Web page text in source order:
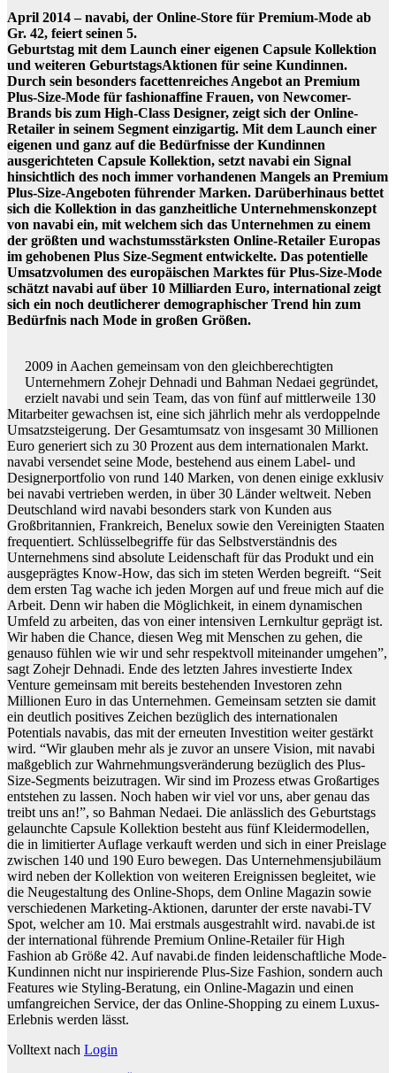
April 2014 – navabi, der Online-Store für Premium-Mode ab
Gr. 42, feiert seinen 5.
Geburtstag mit dem Launch einer eigenen Capsule Kollektion
und weiteren GeburtstagsAktionen für seine Kundinnen.
Durch sein besonders facettenreiches Angebot an Premium
Plus-Size-Mode für fashionaffine Frauen, von Newcomer-
Brands bis zum High-Class Designer, zeigt sich der Online-
Retailer in seinem Segment einzigartig. Mit dem Launch einer
eigenen und ganz auf die Bedürfnisse der Kundinnen
ausgerichteten Capsule Kollektion, setzt navabi ein Signal
hinsichtlich des noch immer vorhandenen Mangels an Premium
Plus-Size-Angeboten führender Marken. Darüberhinaus bettet
sich die Kollektion in das ganzheitliche Unternehmenskonzept
von navabi ein, mit welchem sich das Unternehmen zu einem
der größten und wachstumsstärksten Online-Retailer Europas
im gehobenen Plus Size-Segment entwickelte. Das potentielle
Umsatzvolumen des europäischen Marktes für Plus-Size-Mode
schätzt navabi auf über 10 Milliarden Euro, international zeigt
sich ein noch deutlicherer demographischer Trend hin zum
Bedürfnis nach Mode in großen Größen.
2009 in Aachen gemeinsam von den gleichberechtigten
Unternehmern Zohejr Dehnadi und Bahman Nedaei gegründet,
erzielt navabi und sein Team, das von fünf auf mittlerweile 130
Mitarbeiter gewachsen ist, eine sich jährlich mehr als verdoppelnde
Umsatzsteigerung. Der Gesamtumsatz von insgesamt 30 Millionen
Euro generiert sich zu 30 Prozent aus dem internationalen Markt.
navabi versendet seine Mode, bestehend aus einem Label- und
Designerportfolio von rund 140 Marken, von denen einige exklusiv
bei navabi vertrieben werden, in über 30 Länder weltweit. Neben
Deutschland wird navabi besonders stark von Kunden aus
Großbritannien, Frankreich, Benelux sowie den Vereinigten Staaten
frequentiert. Schlüsselbegriffe für das Selbstverständnis des
Unternehmens sind absolute Leidenschaft für das Produkt und ein
ausgeprägtes Know-How, das sich im steten Werden begreift. “Seit
dem ersten Tag wache ich jeden Morgen auf und freue mich auf die
Arbeit. Denn wir haben die Möglichkeit, in einem dynamischen
Umfeld zu arbeiten, das von einer intensiven Lernkultur geprägt ist.
Wir haben die Chance, diesen Weg mit Menschen zu gehen, die
genauso fühlen wie wir und sehr respektvoll miteinander umgehen”,
sagt Zohejr Dehnadi. Ende des letzten Jahres investierte Index
Venture gemeinsam mit bereits bestehenden Investoren zehn
Millionen Euro in das Unternehmen. Gemeinsam setzten sie damit
ein deutlich positives Zeichen bezüglich des internationalen
Potentials navabis, das mit der erneuten Investition weiter gestärkt
wird. “Wir glauben mehr als je zuvor an unsere Vision, mit navabi
maßgeblich zur Wahrnehmungsveränderung bezüglich des Plus-
Size-Segments beizutragen. Wir sind im Prozess etwas Großartiges
entstehen zu lassen. Noch haben wir viel vor uns, aber genau das
treibt uns an!”, so Bahman Nedaei. Die anlässlich des Geburtstags
gelaunchte Capsule Kollektion besteht aus fünf Kleidermodellen,
die in limitierter Auflage verkauft werden und sich in einer Preislage
zwischen 140 und 190 Euro bewegen. Das Unternehmensjubiläum
wird neben der Kollektion von weiteren Ereignissen begleitet, wie
die Neugestaltung des Online-Shops, dem Online Magazin sowie
verschiedenen Marketing-Aktionen, darunter der erste navabi-TV
Spot, welcher am 10. Mai erstmals ausgestrahlt wird. navabi.de ist
der international führende Premium Online-Retailer für High
Fashion ab Größe 42. Auf navabi.de finden leidenschaftliche Mode-
Kundinnen nicht nur inspirierende Plus-Size Fashion, sondern auch
Features wie Styling-Beratung, ein Online-Magazin und einen
umfangreichen Service, der das Online-Shopping zu einem Luxus-
Erlebnis werden lässt.
Volltext nach Login